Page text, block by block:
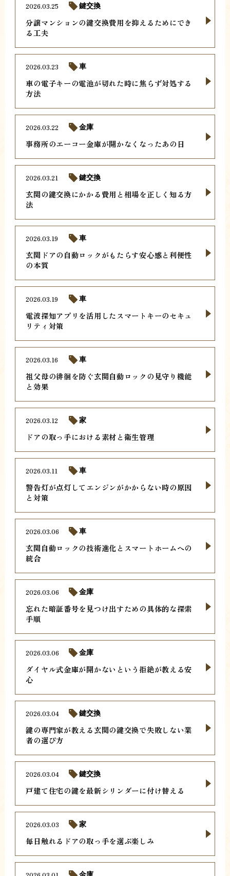
分譲マンションの鍵交換費用を抑えるためにでき
る工夫
2026.03.25 鍵交換
車の電子キーの電池が切れた時に焦らず対処する
方法
2026.03.23 車
事務所のエーコー金庫が開かなくなったあの日
2026.03.22 金庫
玄関の鍵交換にかかる費用と相場を正しく知る方
法
2026.03.21 鍵交換
玄関ドアの自動ロックがもたらす安心感と利便性
の本質
2026.03.19 車
電波探知アプリを活用したスマートキーのセキュ
リティ対策
2026.03.19 車
祖父母の徘徊を防ぐ玄関自動ロックの見守り機能
と効果
2026.03.16 車
ドアの取っ手における素材と衛生管理
2026.03.12 家
警告灯が点灯してエンジンがかからない時の原因
と対策
2026.03.11 車
玄関自動ロックの技術進化とスマートホームへの
統合
2026.03.06 車
忘れた暗証番号を見つけ出すための具体的な探索
手順
2026.03.06 金庫
ダイヤル式金庫が開かないという拒絶が教える安
心
2026.03.06 金庫
鍵の専門家が教える玄関の鍵交換で失敗しない業
者の選び方
2026.03.04 鍵交換
戸建て住宅の鍵を最新シリンダーに付け替える
2026.03.04 鍵交換
毎日触れるドアの取っ手を選ぶ楽しみ
2026.03.03 家